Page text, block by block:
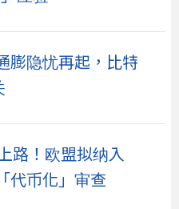
膨隐忧再起，比特
路！欧盟拟纳入
代币化」审查